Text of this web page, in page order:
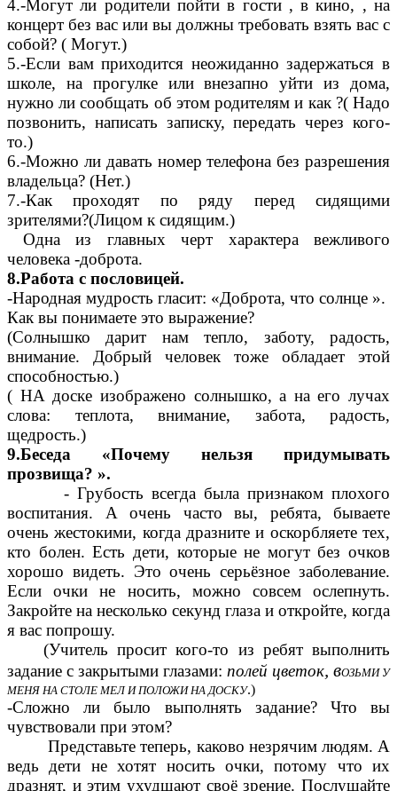
4.-Могут ли родители пойти в гости , в кино, , на
концерт без вас или вы должны требовать взять вас с
собой? ( Могут.)
5.-Если вам приходится неожиданно задержаться в
школе, на прогулке или внезапно уйти из дома,
нужно ли сообщать об этом родителям и как ?( Надо
позвонить, написать записку, передать через кого-
то.)
6.-Можно ли давать номер телефона без разрешения
владельца? (Нет.)
7.-Как проходят по ряду перед сидящими
зрителями?(Лицом к сидящим.)
Одна из главных черт характера вежливого
человека -доброта.
8.Работа с пословицей.
-Народная мудрость гласит: «Доброта, что солнце ».
Как вы понимаете это выражение?
(Солнышко дарит нам тепло, заботу, радость,
внимание. Добрый человек тоже обладает этой
способностью.)
( НА доске изображено солнышко, а на его лучах
слова: теплота, внимание, забота, радость,
щедрость.)
9.Беседа «Почему нельзя придумывать
прозвища? ».
- Грубость всегда была признаком плохого
воспитания. А очень часто вы, ребята, бываете
очень жестокими, когда дразните и оскорбляете тех,
кто болен. Есть дети, которые не могут без очков
хорошо видеть. Это очень серьёзное заболевание.
Если очки не носить, можно совсем ослепнуть.
Закройте на несколько секунд глаза и откройте, когда
я вас попрошу.
(Учитель просит кого-то из ребят выполнить
задание с закрытыми глазами: полей цветок, вОЗЬМИ У
МЕНЯ НА СТОЛЕ МЕЛ И ПОЛОЖИ НА ДОСКУ.)
-Сложно ли было выполнять задание? Что вы
чувствовали при этом?
Представьте теперь, каково незрячим людям. А
ведь дети не хотят носить очки, потому что их
дразнят, и этим ухудшают своё зрение. Послушайте